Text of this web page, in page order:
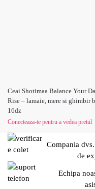
Ceai Shotimaa Balance Your
Rise – lamaie, mere si ghimbir
16dz
Conecteaza-te pentru a vedea pretul
Compania
de
Echipa